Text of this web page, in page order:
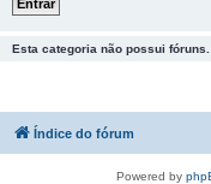
Esta categoria não possui fóruns.
Índice do fórum
Powered by